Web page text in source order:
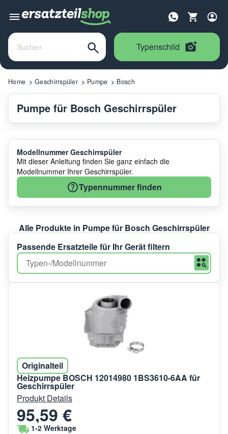
Typenschild
Home Geschirrspüler Pumpe Bosch
Pumpe für Bosch Geschirrspüler
Modellnummer Geschirrspüler
Mit dieser Anleitung finden Sie ganz einfach die
Modellnummer Ihrer Geschirrspüler.
Typennummer finden
Alle Produkte in Pumpe für Bosch Geschirrspüler
Passende Ersatzteile für Ihr Gerät filtern
Originalteil
Heizpumpe BOSCH 12014980 1BS3610-6AA für
Geschirrspüler
Produkt Details
95,59 €
1-2 Werktage